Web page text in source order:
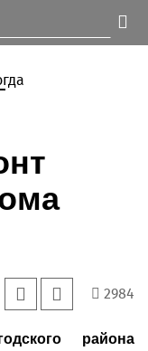
2984
района